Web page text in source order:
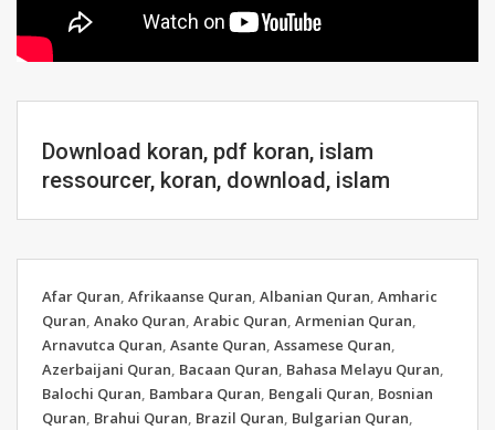
Download koran, pdf koran, islam
ressourcer, koran, download, islam
Afar Quran, Afrikaanse Quran, Albanian Quran, Amharic
Quran, Anako Quran, Arabic Quran, Armenian Quran,
Arnavutca Quran, Asante Quran, Assamese Quran,
Azerbaijani Quran, Bacaan Quran, Bahasa Melayu Quran,
Balochi Quran, Bambara Quran, Bengali Quran, Bosnian
Quran, Brahui Quran, Brazil Quran, Bulgarian Quran,